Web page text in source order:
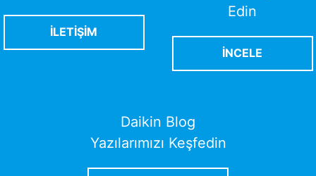
İLETİŞİM
Edin
İNCELE
Daikin Blog
Yazılarımızı Keşfedin